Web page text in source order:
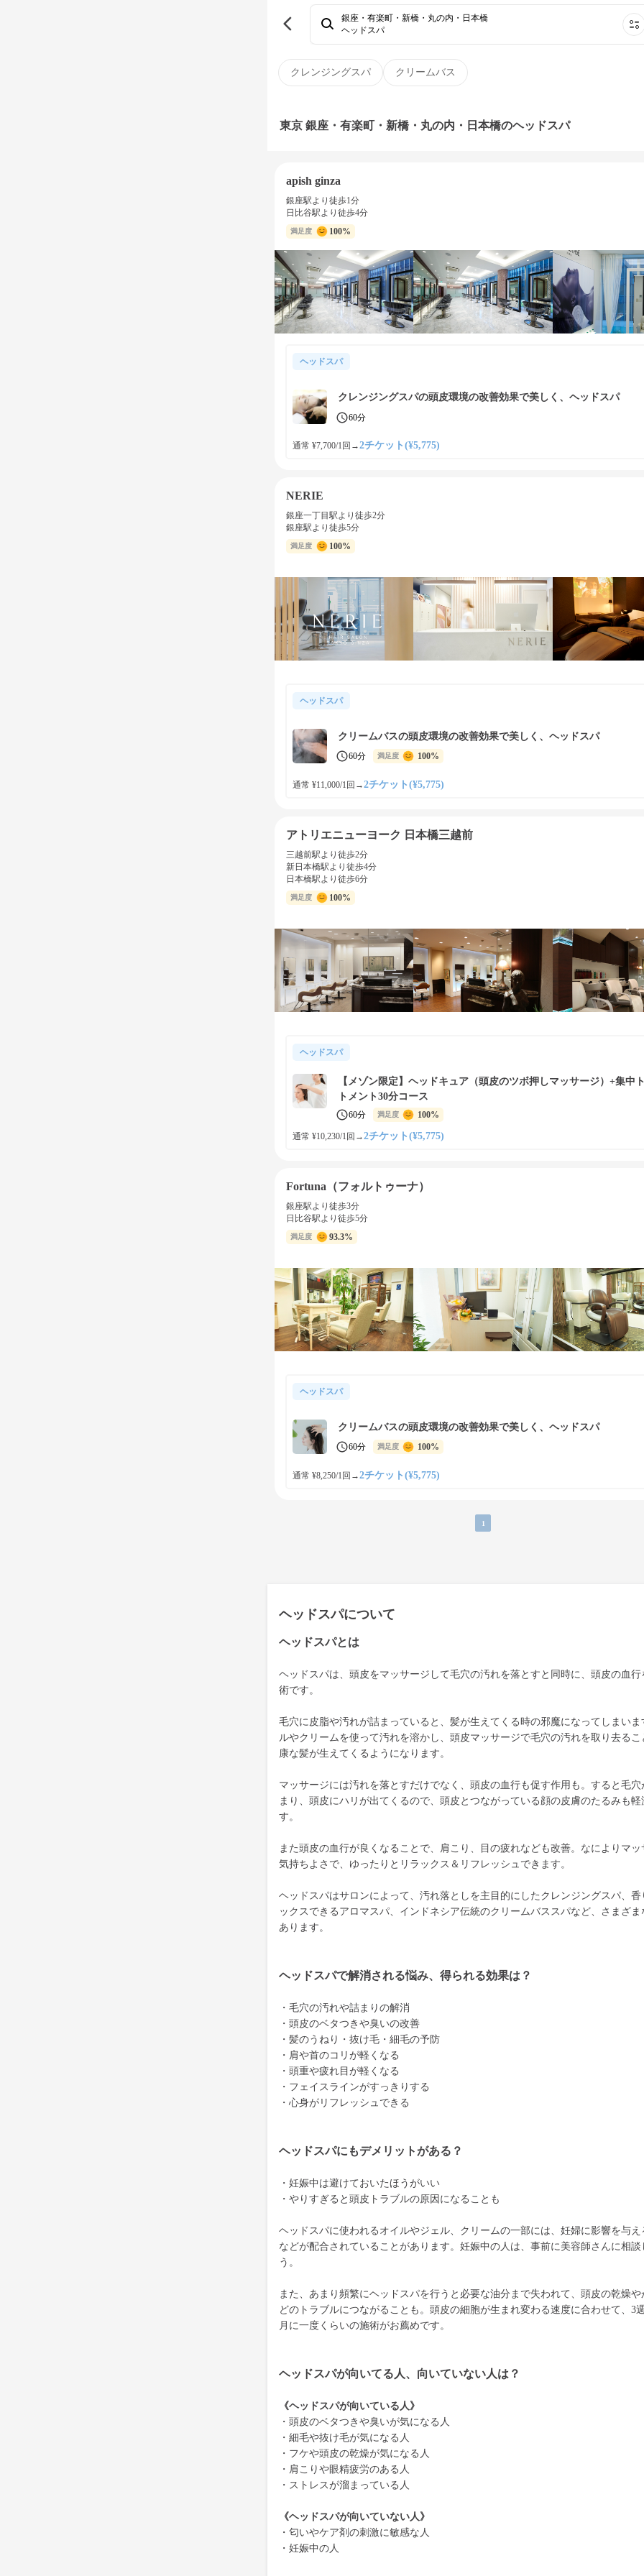
クレンジングスパ クリームバス
銀座・有楽町・新橋・丸の内・日本橋
ヘッドスパ
東京 銀座・有楽町・新橋・丸の内・日本橋のヘッドスパ
apish ginza
銀座駅より徒歩1分
日比谷駅より徒歩4分
満足度 100%
ヘッドスパ
クレンジングスパの頭皮環境の改善効果で美しく、ヘッドスパ
60分
通常 ¥7,700/1回 →2チケット(¥5,775)
NERIE
銀座一丁目駅より徒歩2分
銀座駅より徒歩5分
満足度 100%
ヘッドスパ
クリームバスの頭皮環境の改善効果で美しく、ヘッドスパ
60分 満足度 100%
通常 ¥11,000/1回 →2チケット(¥5,775)
アトリエニューヨーク 日本橋三越前
三越前駅より徒歩2分
新日本橋駅より徒歩4分
日本橋駅より徒歩6分
満足度 100%
ヘッドスパ
【メゾン限定】ヘッドキュア（頭皮のツボ押しマッサージ）+集中
トメント30分コース
60分 満足度 100%
通常 ¥10,230/1回 →2チケット(¥5,775)
Fortuna（フォルトゥーナ）
銀座駅より徒歩3分
日比谷駅より徒歩5分
満足度 93.3%
ヘッドスパ
クリームバスの頭皮環境の改善効果で美しく、ヘッドスパ
60分 満足度 100%
通常 ¥8,250/1回 →2チケット(¥5,775)
1
ヘッドスパについて
ヘッドスパとは
ヘッドスパは、頭皮をマッサージして毛穴の汚れを落とすと同時に、頭皮の血行
術です。
毛穴に皮脂や汚れが詰まっていると、髪が生えてくる時の邪魔になってしまいま
ルやクリームを使って汚れを溶かし、頭皮マッサージで毛穴の汚れを取り去るこ
康な髪が生えてくるようになります。
マッサージには汚れを落とすだけでなく、頭皮の血行も促す作用も。すると毛穴
まり、頭皮にハリが出てくるので、頭皮とつながっている顔の皮膚のたるみも軽
す。
また頭皮の血行が良くなることで、肩こり、目の疲れなども改善。なによりマッ
気持ちよさで、ゆったりとリラックス＆リフレッシュできます。
ヘッドスパはサロンによって、汚れ落としを主目的にしたクレンジングスパ、香
ックスできるアロマスパ、インドネシア伝統のクリームバススパなど、さまざま
あります。
ヘッドスパで解消される悩み、得られる効果は？
・毛穴の汚れや詰まりの解消
・頭皮のベタつきや臭いの改善
・髪のうねり・抜け毛・細毛の予防
・肩や首のコリが軽くなる
・頭重や疲れ目が軽くなる
・フェイスラインがすっきりする
・心身がリフレッシュできる
ヘッドスパにもデメリットがある？
・妊娠中は避けておいたほうがいい
・やりすぎると頭皮トラブルの原因になることも
ヘッドスパに使われるオイルやジェル、クリームの一部には、妊婦に影響を与え
などが配合されていることがあります。妊娠中の人は、事前に美容師さんに相談
う。
また、あまり頻繁にヘッドスパを行うと必要な油分まで失われて、頭皮の乾燥や
どのトラブルにつながることも。頭皮の細胞が生まれ変わる速度に合わせて、3
月に一度くらいの施術がお薦めです。
ヘッドスパが向いてる人、向いていない人は？
《ヘッドスパが向いている人》
・頭皮のベタつきや臭いが気になる人
・細毛や抜け毛が気になる人
・フケや頭皮の乾燥が気になる人
・肩こりや眼精疲労のある人
・ストレスが溜まっている人
《ヘッドスパが向いていない人》
・匂いやケア剤の刺激に敏感な人
・妊娠中の人